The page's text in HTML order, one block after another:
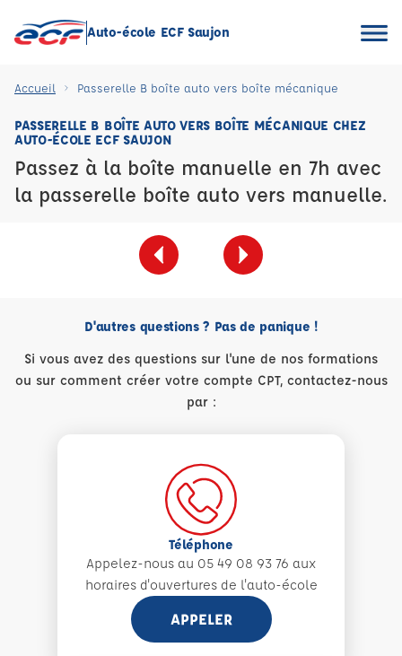
Auto-école ECF Saujon
Accueil Passerelle B boîte auto vers boîte mécanique
PASSERELLE B BOÎTE AUTO VERS BOÎTE MÉCANIQUE CHEZ
AUTO-ÉCOLE ECF SAUJON
Passez à la boîte manuelle en 7h avec
la passerelle boîte auto vers manuelle.
D'autres questions ? Pas de panique !
Si vous avez des questions sur l'une de nos formations
ou sur comment créer votre compte CPT, contactez-nous
par :
Téléphone
Appelez-nous au 05 49 08 93 76 aux
horaires d'ouvertures de l'auto-école
APPELER